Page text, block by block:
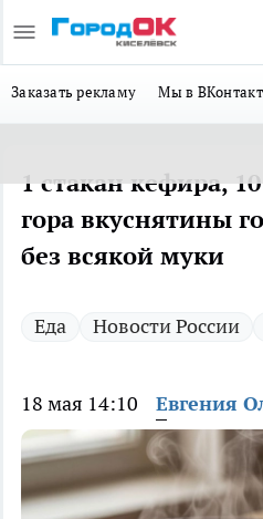
Заказать рекламу Мы в
1 стакан кефира,
гора вкуснятины
без всякой муки
Еда Новости России
18 мая 14:10 Евгения